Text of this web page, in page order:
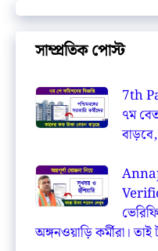
সাম্প্রতিক পোস্ট
7th
৭ম
অঙ্গনওয়াড়ি কর্মীরা।